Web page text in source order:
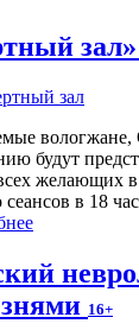
зал
вологжане,
будут
желающих в
в 18
16+